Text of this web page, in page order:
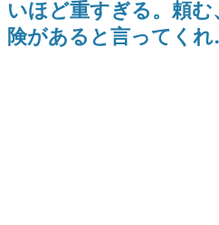
ルを網羅するほか、開
解説を掲載。約20年の
いほど重すぎる。頼
険があると言ってく